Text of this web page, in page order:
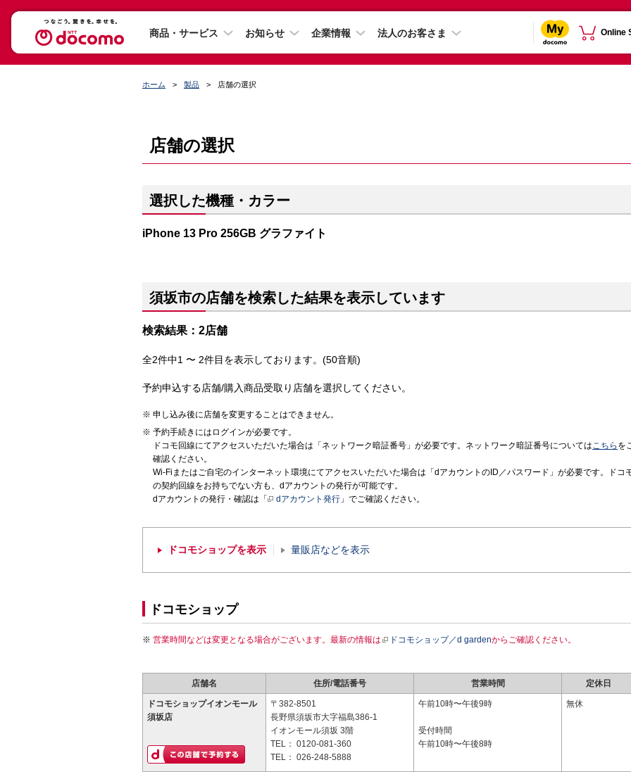
商品・サービス お知らせ 企業情報 法人のお客さま Online
ホーム 製品 店舗の選択
店舗の選択
選択した機種・カラー
iPhone 13 Pro 256GB グラファイト
須坂市の店舗を検索した結果を表示しています
検索結果：2店舗
全2件中1 〜 2件目を表示しております。(50音順)
予約申込する店舗/購入商品受取り店舗を選択してください。
申し込み後に店舗を変更することはできません。
予約手続きにはログインが必要です。
ドコモ回線にてアクセスいただいた場合は「ネットワーク暗証番号」が必要です。ネットワーク暗証番号についてはこちら を
確認ください。
Wi-Fiまたはご自宅のインターネット環境にてアクセスいただいた場合は「dアカウントのID／パスワード」が必要です。ドコ
の契約回線をお持ちでない方も、dアカウントの発行が可能です。
dアカウントの発行・確認は「
dアカウント発行 」でご確認ください。
ドコモショップを表示 量販店などを表示
ドコモショップ
営業時間などは変更となる場合がございます。最新の情報は ドコモショップ／d gardenからご確認ください。
店舗名 住所/電話番号 営業時間 定休日
ドコモショップイオンモール
須坂店
〒382-8501
長野県須坂市大字福島386-1
イオンモール須坂 3階
TEL： 0120-081-360
TEL： 026-248-5888
午前10時〜午後9時
受付時間
午前10時〜午後8時
無休